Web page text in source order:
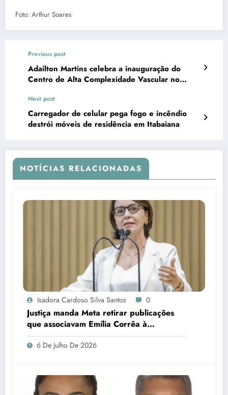
Foto: Arthur Soares
Previous post
Adailton Martins celebra a inauguração do
Centro de Alta Complexidade Vascular no
Next post
Carregador de celular pega fogo e incêndio
destrói móveis de residência em Itabaiana
NOTÍCIAS RELACIONADAS
Isadora Cardoso Silva Santos 0
Justiça manda Meta retirar publicações
que associavam Emília Corrêa à
corrupção e identificar responsáveis
6 De Julho De 2026